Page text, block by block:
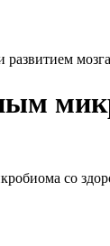
мозга
со